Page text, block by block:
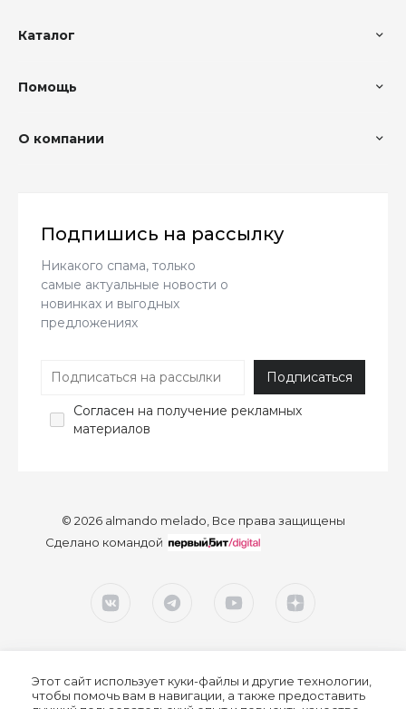
Каталог
Помощь
О компании
Подпишись на рассылку
Никакого спама, только
самые актуальные новости о
новинках и выгодных
предложениях
Согласен на получение рекламных
материалов
© 2026 almando melado, Все права защищены
Сделано командой
Этот сайт использует куки-файлы и другие технологии,
чтобы помочь вам в навигации, а также предоставить